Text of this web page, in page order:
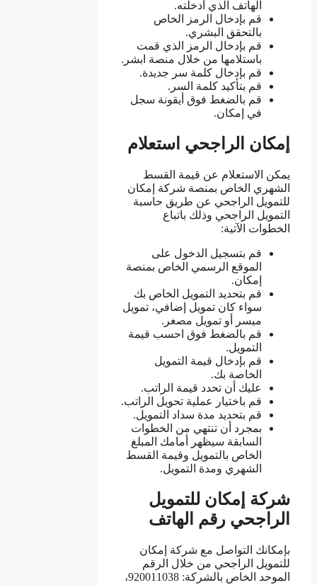
الهاتف الذي أدخلته.
قم بإدخال الرمز الخاص
بالتحقق البشري.
قم بإدخال الرمز الذي قمت
باستلامها من خلال منصة ابشر.
قم بإدخال كلمة سر جديدة.
قم بتأكيد كلمة السر.
قم بالضغط فوق أيقونة سجل
في إمكان.
إمكان الراجحي استعلام
يمكن الاستعلام عن قيمة القسط
الشهري الخاص بمنصة شركة إمكان
للتمويل الراجحي عن طريق حاسبة
التمويل الراجحي وذلك باتباع
الخطوات الآتية:
قم بتسجيل الدخول على
الموقع الرسمي الخاص بمنصة
إمكان.
قم بتحديد التمويل الخاص بك
سواء كان تمويل إضافي، تمويل
ميسر أو تمويل مصغر.
قم بالضغط فوق احسب قيمة
التمويل.
قم بإدخال قيمة التمويل
الخاصة بك.
عليك أن تحدد قيمة الراتب.
قم باختيار عملية تحويل الراتب.
قم بتحديد مدة سداد التمويل.
بمجرد أن تنتهي من الخطوات
السابقة سيظهر أمامك المبلغ
الخاص بالتمويل وقيمة القسط
الشهري ومدة التمويل.
شركة إمكان للتمويل
الراجحي رقم الهاتف
بإمكانك التواصل مع شركة إمكان
للتمويل الراجحي من خلال الرقم
الموحد الخاص بالشركة: 920011038،